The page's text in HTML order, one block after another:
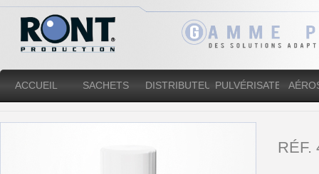
ACCUEIL SACHETS DISTRIBUTEURSPULVÉRISATEURS
RÉF.